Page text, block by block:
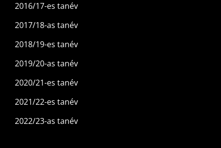
2016/17-es tanév
2017/18-as tanév
2018/19-es tanév
2019/20-as tanév
2020/21-es tanév
2021/22-es tanév
2022/23-as tanév